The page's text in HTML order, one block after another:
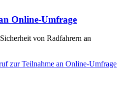
Online-Umfrage
von Radfahrern an
zur Teilnahme an Online-Umfrage